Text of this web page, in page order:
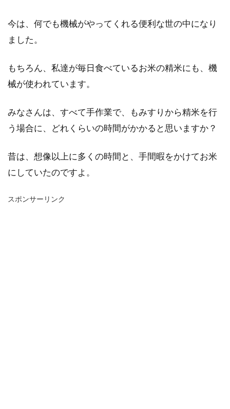
今は、何でも機械がやってくれる便利な世の中になり
ました。
もちろん、私達が毎日食べているお米の精米にも、機
械が使われています。
みなさんは、すべて手作業で、もみすりから精米を行
う場合に、どれくらいの時間がかかると思いますか？
昔は、想像以上に多くの時間と、手間暇をかけてお米
にしていたのですよ。
スポンサーリンク